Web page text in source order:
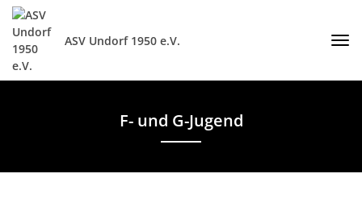
ASV Undorf 1950 e.V.
F- und G-Jugend